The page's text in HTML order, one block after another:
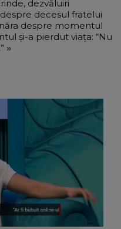
dezvăluiri
decesul fratelui
despre momentul
și-a pierdut viața: “Nu